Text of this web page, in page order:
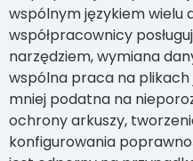
wspólnym językiem wielu
współpracownicy
narzędziem, wymiana
wspólna praca na
mniej podatna na
ochrony arkuszy,
konfigurowania